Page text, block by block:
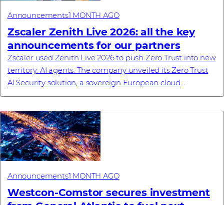
Announcements1 MONTH AGO
Zscaler Zenith Live 2026: all the key
announcements for our partners
Zscaler used Zenith Live 2026 to push Zero Trust into new
territory: AI agents. The company unveiled its Zero Trust
AI Security solution, a sovereign European cloud
commitment, a new enterprise browse...
Announcements1 MONTH AGO
Westcon-Comstor secures investment